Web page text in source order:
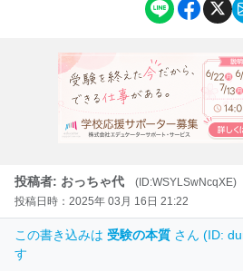
投稿者: おっちゃ代
(ID:WSYLSwNcqXE)
投稿日時：2025年 03月 16日 21:22
この書き込みは 受験の本質 さん (ID:
す